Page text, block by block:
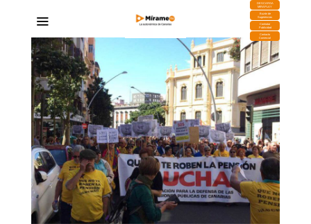
DESCARGA
MIRAPLAY
Buzón de
Sugerencias
Contratar
Publicidad
Contacto
Comercial